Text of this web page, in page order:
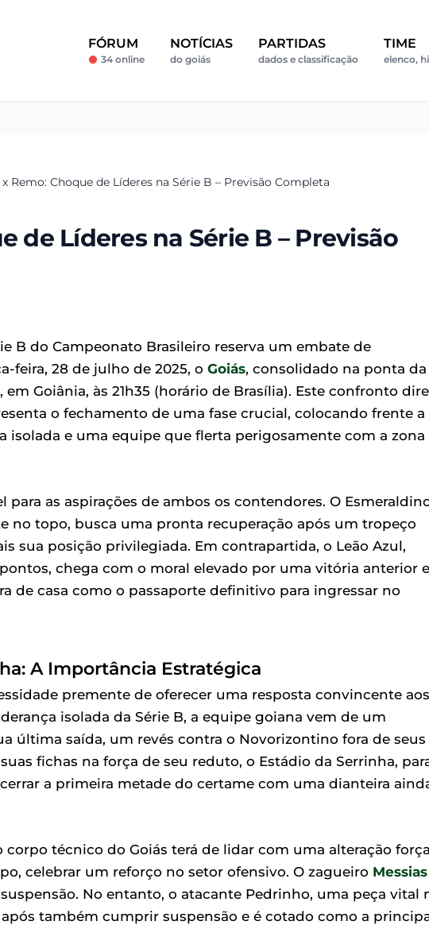
FÓRUM
34 online
NOTÍCIAS
do goiás
PARTIDAS
dados e classificação
TIME
elenco,
x Remo: Choque de Líderes na Série B – Previsão Completa
de Líderes na Série B – Previsão
B do Campeonato Brasileiro reserva um embate de
feira, 28 de julho de 2025, o Goiás, consolidado na ponta da
Goiânia, às 21h35 (horário de Brasília). Este confronto
o fechamento de uma fase crucial, colocando frente a
isolada e uma equipe que flerta perigosamente com a zona
para as aspirações de ambos os contendores. O
no topo, busca uma pronta recuperação após um tropeço
sua posição privilegiada. Em contrapartida, o Leão Azul,
chega com o moral elevado por uma vitória anterior e
de casa como o passaporte definitivo para ingressar no
A Importância Estratégica
premente de oferecer uma resposta convincente aos
isolada da Série B, a equipe goiana vem de um
última saída, um revés contra o Novorizontino fora de seus
fichas na força de seu reduto, o Estádio da Serrinha,
a primeira metade do certame com uma dianteira
técnico do Goiás terá de lidar com uma alteração
celebrar um reforço no setor ofensivo. O zagueiro Messias
No entanto, o atacante Pedrinho, uma peça vital
também cumprir suspensão e é cotado como a